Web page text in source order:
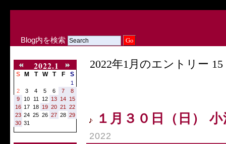
Blog内を検索
2022.1
S M T W T F S
1
2
3 4 5 6 7
8
9
10 11 12 13 14 15
16 17 18 19 20 21
22
23 24 25 26 27 28 29
30 31
2022年1月のエントリー
１月３０日（日）
2022